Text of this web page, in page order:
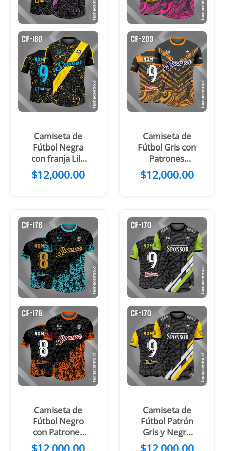
Camiseta de
Fútbol Negra
con franja Lila
Diagonal
$12,000.00
Camiseta de
Fútbol Gris con
Patrones
Rosados
$12,000.00
Camiseta de
Fútbol Negro
con Patrones
Turquesa y
Camiseta de
Fútbol Patrón
Gris y Negro
Franjas Verdes